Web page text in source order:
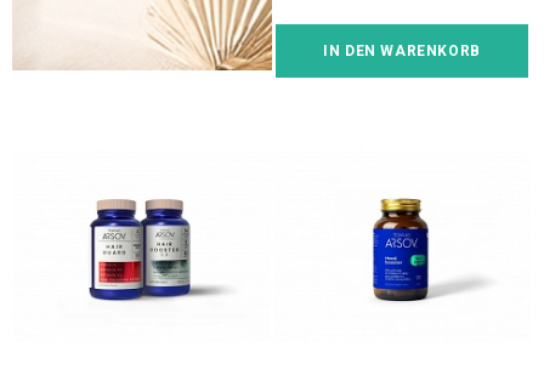
IN DEN WARENKORB